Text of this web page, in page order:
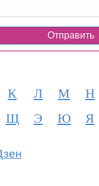
К Л М
Н
Щ Э Ю Я